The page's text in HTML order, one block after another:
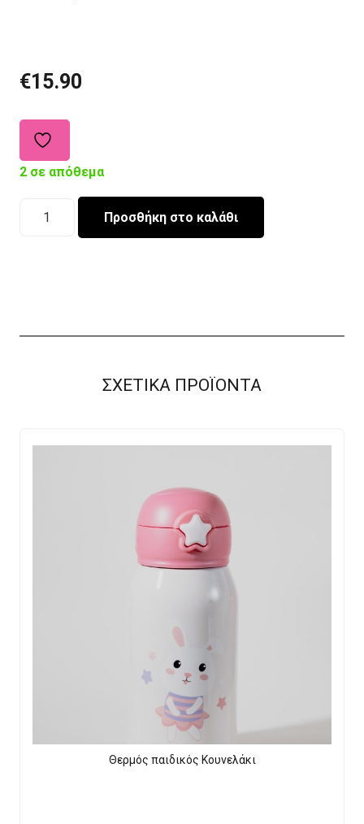
€15.90
2 σε απόθεμα
Παγούρι
Προσθήκη στο καλάθι
ΣΧΕΤΙΚΑ ΠΡΟΪΟΝΤΑ
Θερμός παιδικός Κουνελάκι